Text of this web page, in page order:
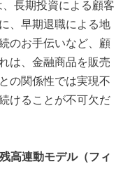
長期投資による顧客
、早期退職による地
のお手伝いなど、顧
は、金融商品を販売
の関係性では実現不
けることが不可欠だ
高連動モデル（フィ